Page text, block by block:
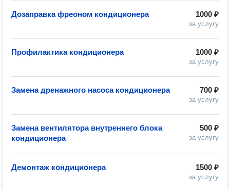
1000 ₽
за услугу
Дозаправка фреоном кондиционера
1000 ₽
за услугу
Профилактика кондиционера
700 ₽
за услугу
Замена дренажного насоса кондиционера
500 ₽
за услугу
Замена вентилятора внутреннего блока
кондиционера
1500 ₽
за услугу
Демонтаж кондиционера